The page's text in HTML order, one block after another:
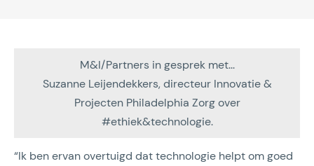
M&I/Partners in gesprek met...
Suzanne Leijendekkers, directeur Innovatie &
Projecten Philadelphia Zorg over
#ethiek&technologie.
“Ik ben ervan overtuigd dat technologie helpt om goed